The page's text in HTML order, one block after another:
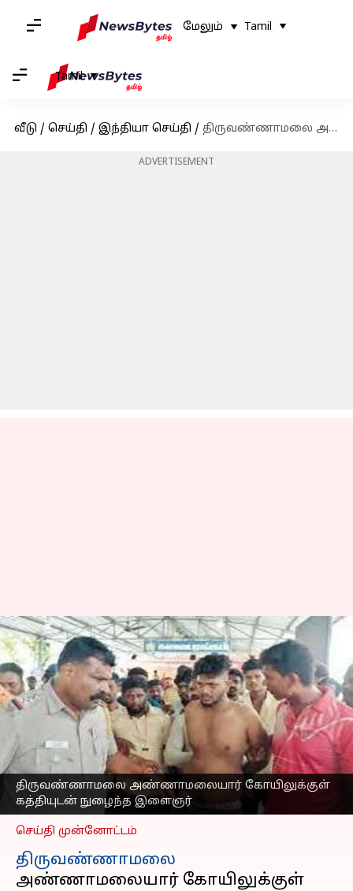
மேலும் Tamil
Tamil
வீடு / செய்தி / இந்தியா செய்தி / திருவண்ணாமலை அண்ணாமலையார் கோயிலுக்குள் கத்தியுடன் இளைஞர்: விசாரணையில் திடுக்கிடும் தகவல்
ADVERTISEMENT
திருவண்ணாமலை அண்ணாமலையார் கோயிலுக்குள்
கத்தியுடன் நுழைந்த இளைஞர்
திருவண்ணாமலை
அண்ணாமலையார்
கோயிலுக்குள் கத்தியுடன்
இளைஞர்:
விசாரணையில்
திடுக்கிடும் தகவல்
எழுதியவர் Nivetha P Mar 23, 2023 06:02 pm
செய்தி முன்னோட்டம்
திருவண்ணாமலை
அண்ணாமலையார் கோயிலுக்குள்